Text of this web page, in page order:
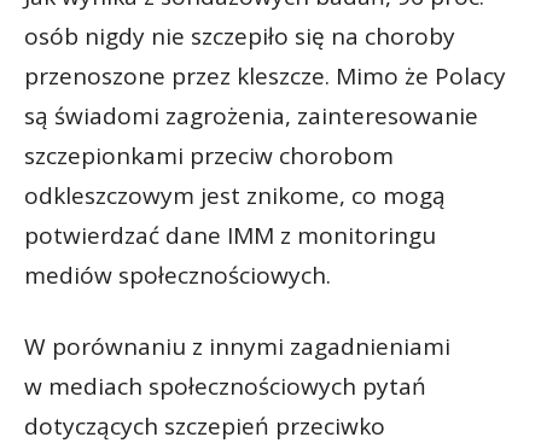
osób nigdy nie szczepiło się na choroby
przenoszone przez kleszcze. Mimo że Polacy
są świadomi zagrożenia, zainteresowanie
szczepionkami przeciw chorobom
odkleszczowym jest znikome, co mogą
potwierdzać dane IMM z monitoringu
mediów społecznościowych.
W porównaniu z innymi zagadnieniami
w mediach społecznościowych pytań
dotyczących szczepień przeciwko